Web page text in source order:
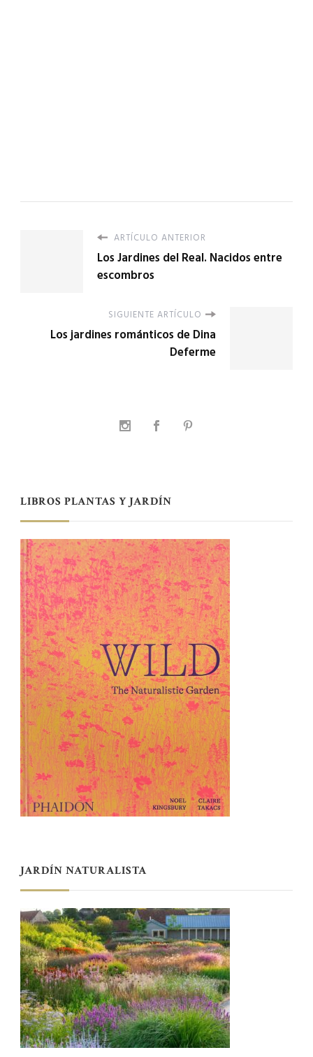
ARTÍCULO ANTERIOR
Los Jardines del Real. Nacidos entre
escombros
SIGUIENTE ARTÍCULO
Los jardines románticos de Dina
Deferme
LIBROS PLANTAS Y JARDÍN
JARDÍN NATURALISTA